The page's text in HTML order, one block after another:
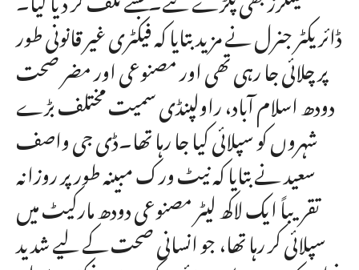
ڈائریکٹر جنرل نے مزید بتایا کہ فیکٹری غیر قانونی طور
پر چلائی جا رہی تھی اور مصنوعی اور مضر صحت
دودھ اسلام آباد، راولپنڈی سمیت مختلف بڑے
شہروں کو سپلائی کیا جا رہا تھا۔ڈی جی واصف
سعید نے بتایا کہ نیٹ ورک مبینہ طور پر روزانہ
تقریباً ایک لاکھ لیٹر مصنوعی دودھ مارکیٹ میں
سپلائی کر رہا تھا، جو انسانی صحت کے لیے شدید